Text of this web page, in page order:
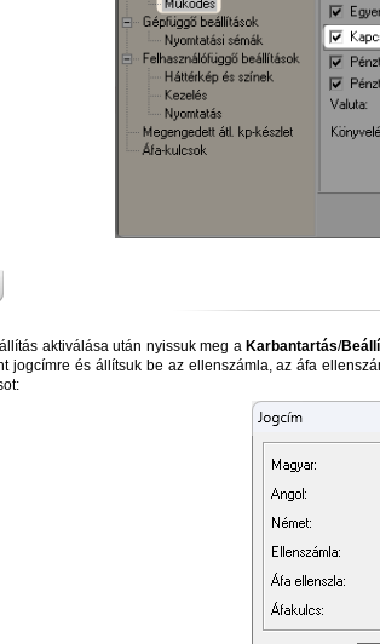
aktiválása után nyissuk meg a Karbantartás/
jogcímre és állítsuk be az ellenszámla, az áfa